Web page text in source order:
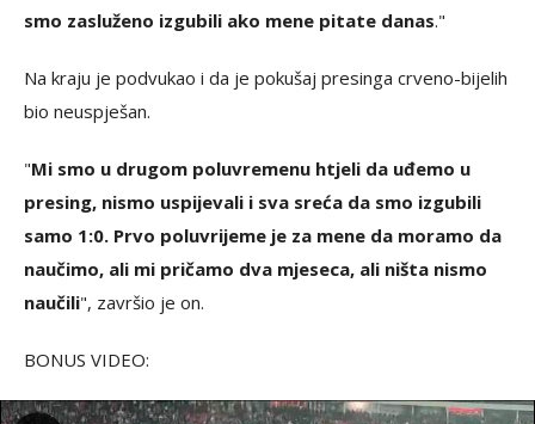
smo zasluženo izgubili ako mene pitate danas."
Na kraju je podvukao i da je pokušaj presinga crveno-bijelih
bio neuspješan.
"Mi smo u drugom poluvremenu htjeli da uđemo u
presing, nismo uspijevali i sva sreća da smo izgubili
samo 1:0. Prvo poluvrijeme je za mene da moramo da
naučimo, ali mi pričamo dva mjeseca, ali ništa nismo
naučili", završio je on.
BONUS VIDEO: